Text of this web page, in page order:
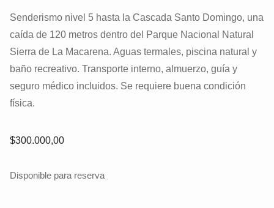
Senderismo nivel 5 hasta la Cascada Santo Domingo, una
caída de 120 metros dentro del Parque Nacional Natural
Sierra de La Macarena. Aguas termales, piscina natural y
baño recreativo. Transporte interno, almuerzo, guía y
seguro médico incluidos. Se requiere buena condición
física.
$300.000,00
Disponible para reserva